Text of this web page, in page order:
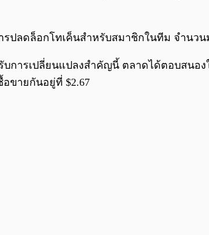
รปลดล็อกโทเค็นสำหรับสมาชิกในทีม จำนว
การเปลี่ยนแปลงสำคัญนี้ ตลาดได้ตอบสนอ
ขายกันอยู่ที่ $2.67